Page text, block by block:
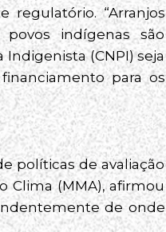
“Arranjos
indígenas são
(CNPI) seja
para os
políticas de avaliação
(MMA), afirmou
de onde